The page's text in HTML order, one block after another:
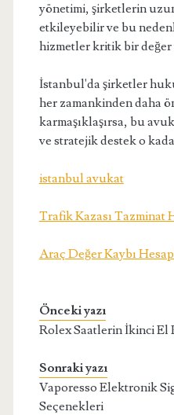
yönetimi, şirketlerin uzun
etkileyebilir ve bu
hizmetler kritik bir değer
İstanbul'da şirketler
her zamankinden daha
karmaşıklaşırsa, bu
ve stratejik destek o
istanbul avukat
Trafik Kazası Tazminat
Araç Değer Kaybı
Önceki yazı
Rolex Saatlerin İkinci El
Sonraki yazı
Vaporesso Elektronik
Seçenekleri